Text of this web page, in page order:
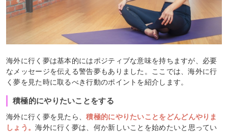
海外に行く夢は基本的にはポジティブな意味を持ちますが、必要
なメッセージを伝える警告夢もありました。ここでは、海外に行
く夢を見た時に取るべき行動のポイントを紹介します。
積極的にやりたいことをする
海外に行く夢を見たら、積極的にやりたいことをどんどんやりま
しょう。海外に行く夢は、何か新しいことを始めたいと思ってい